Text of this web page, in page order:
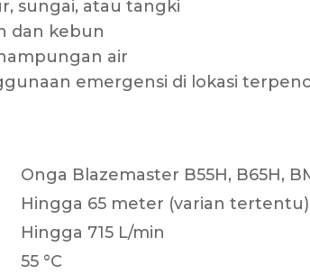
sungai, atau tangki
dan kebun
air
emergensi di lokasi
Onga Blazemaster B55H, B65H,
Hingga 65 meter (varian tertentu)
Hingga 715 L/min
55 °C